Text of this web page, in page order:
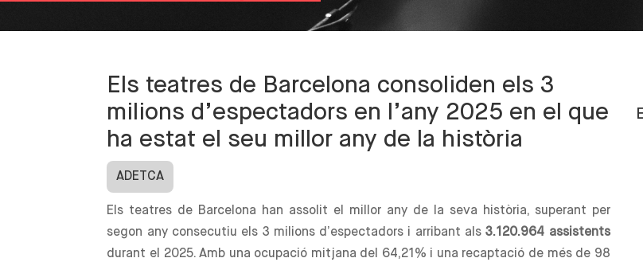
Els teatres de Barcelona consoliden els 3
milions d’espectadors en l’any 2025 en el que
ha estat el seu millor any de la història
ADETCA
Els teatres de Barcelona han assolit el millor any de la seva història, superant per
segon any consecutiu els 3 milions d’espectadors i arribant als3.120.964 assistents
durant el 2025. Amb una ocupació mitjana del 64,21% i una recaptació de més de 98